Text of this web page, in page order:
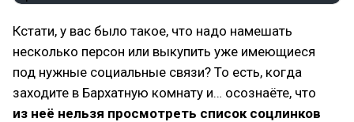
Кстати, у вас было такое, что надо намешать
несколько персон или выкупить уже имеющиеся
под нужные социальные связи? То есть, когда
заходите в Бархатную комнату и… осознаёте, что
из неё нельзя просмотреть список соцлинков